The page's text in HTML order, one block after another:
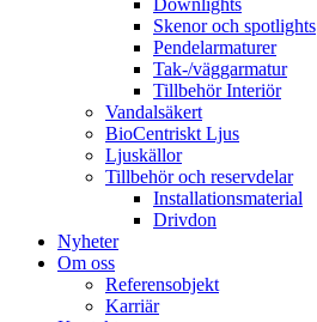
Downlights
Skenor och spotlights
Pendelarmaturer
Tak-/väggarmatur
Tillbehör Interiör
Vandalsäkert
BioCentriskt Ljus
Ljuskällor
Tillbehör och reservdelar
Installationsmaterial
Drivdon
Nyheter
Om oss
Referensobjekt
Karriär